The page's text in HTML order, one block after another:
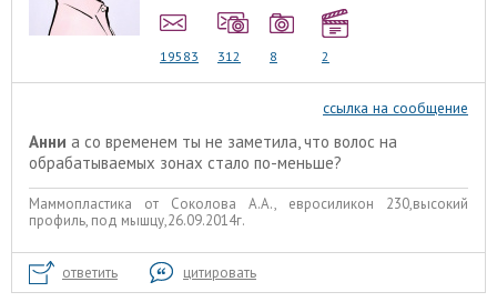
19583 312 8 2
ссылка на сообщение
Анни а со временем ты не заметила, что волос на
обрабатываемых зонах стало по-меньше?
Маммопластика от Соколова А.А., евросиликон 230,высокий
профиль, под мышцу,26.09.2014г.
ответить цитировать